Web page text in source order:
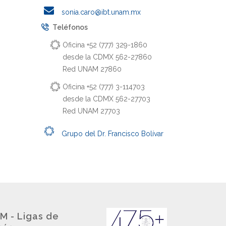
sonia.caro@ibt.unam.mx
Teléfonos
Oficina +52 (777) 329-1860
desde la CDMX 562-27860
Red UNAM 27860
Oficina +52 (777) 3-114703
desde la CDMX 562-27703
Red UNAM 27703
Grupo del Dr. Francisco Bolívar
- Ligas de